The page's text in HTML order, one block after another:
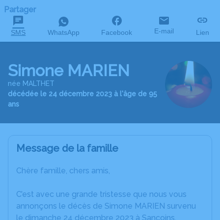
Partager
SMS WhatsApp Facebook E-mail Lien
Simone MARIEN
née MALTHET
décédée le 24 décembre 2023 à l'âge de 95
ans
Message de la famille
Chère famille, chers amis,
C’est avec une grande tristesse que nous vous
annonçons le décès de Simone MARIEN survenu
le dimanche 24 décembre 2023 à Sancoins.